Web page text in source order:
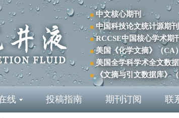
中文核心期刊
中国科技论文统计源期
RCCSE中国核心学术期
美国《化学文摘》（CA
美国全学科学术全文数
《文摘与引文数据库》
线 投稿指南 期刊订阅 联